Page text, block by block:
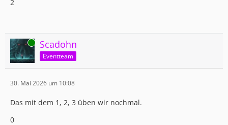
2
Online Scadohn
Eventteam
30. Mai 2026 um 10:08
Das mit dem 1, 2, 3 üben wir nochmal.
0